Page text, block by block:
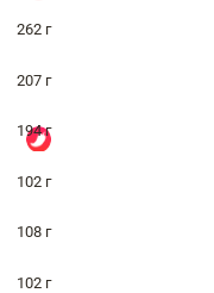
262 г
207 г
194 г
102 г
108 г
102 г